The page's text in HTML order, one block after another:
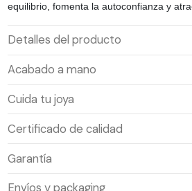
equilibrio, fomenta la autoconfianza y
Detalles del producto
Acabado a mano
Cuida tu joya
Certificado de calidad
Garantía